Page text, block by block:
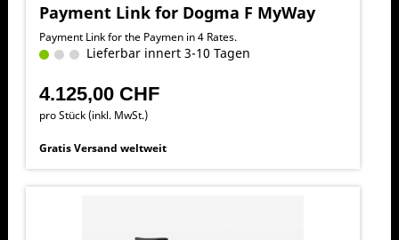
Payment Link for Dogma F MyWay
Payment Link for the Paymen in 4 Rates.
Lieferbar innert 3-10 Tagen
4.125,00 CHF
pro Stück (inkl. MwSt.)
Gratis Versand weltweit